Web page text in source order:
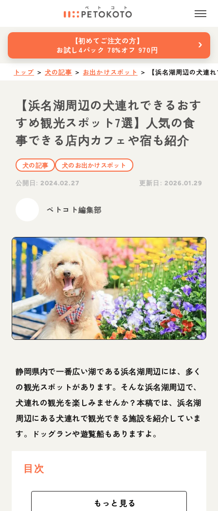
【初めてご注文の方】
お試し4パック 78%オフ 970円
›
トップ ＞ 犬の記事 ＞ お出かけスポット ＞ 【浜名湖周辺の犬連
【浜名湖周辺の犬連れできるおす
すめ観光スポット7選】人気の食
事できる店内カフェや宿も紹介
犬の記事
犬のお出かけスポット
公開日:2024.02.27 更新日: 2026.01.29
ペトコト編集部
静岡県内で一番広い湖である浜名湖周辺には、多く
の観光スポットがあります。そんな浜名湖周辺で、
犬連れの観光を楽しみませんか？本稿では、浜名湖
周辺にある犬連れで観光できる施設を紹介していま
す。ドッグランや遊覧船もありますよ。
目次
もっと見る